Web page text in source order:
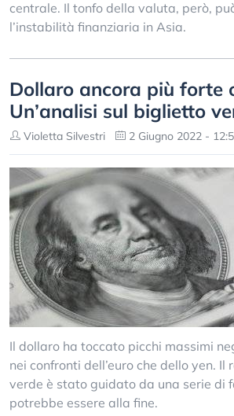
centrale. Il tonfo della valuta, però,
l’instabilità finanziaria in Asia.
Dollaro ancora più forte
Un’analisi sul biglietto
Violetta Silvestri 2 Giugno 2022 -
Il dollaro ha toccato picchi massimi
nei confronti dell’euro che dello yen.
verde è stato guidato da una serie di
potrebbe essere alla fine.